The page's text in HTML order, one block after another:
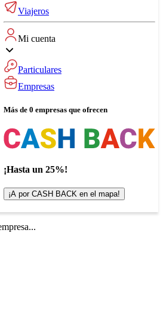
Viajeros
Mi cuenta
Particulares
Empresas
Más de 0 empresas que ofrecen
¡Hasta un 25%!
¡A por CASH BACK en el mapa!